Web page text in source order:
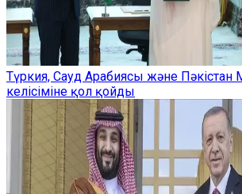
Түркия, Сауд Арабиясы және Пәкістан
келісіміне қол қойды